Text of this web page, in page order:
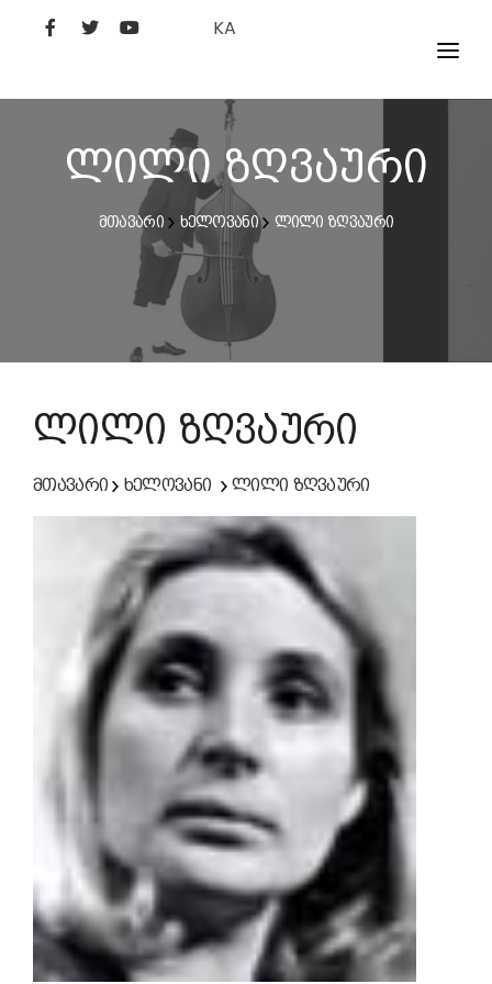
KA
ᲤᲘᲚᲛᲔᲑᲘ
ᲮᲔᲚᲝᲕᲐᲜᲘ
ᲙᲘᲜᲝᲡᲢᲣᲓᲘᲐ
ᲙᲘᲜᲝᲐᲙᲐᲓᲔᲛᲘᲐ
ლილი ზღვაური
მთავარი ხელოვანი ლილი ზღვაური
ლილი ზღვაური
მთავარი ხელოვანი ლილი ზღვაური